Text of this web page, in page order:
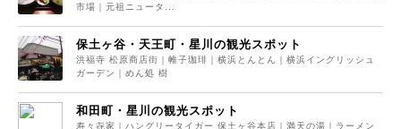
市場｜元祖ニュータ...
保土ヶ谷・天王町・星川の観光スポット
洪福寺 松原商店街｜帷子珈琲｜横浜とんとん｜横浜イングリッシュ
ガーデン｜めん処 樹
和田町・星川の観光スポット
寿々㐂家｜ハングリータイガー 保土ヶ谷本店｜満天の湯｜ラーメン